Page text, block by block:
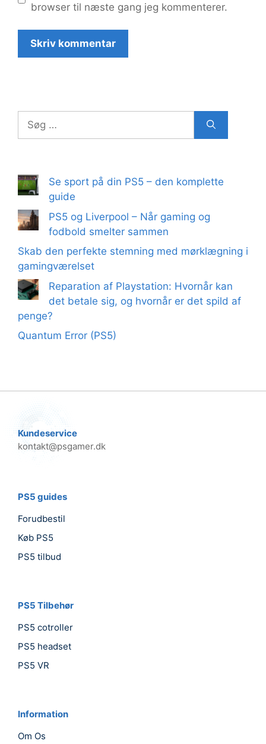
browser til næste gang jeg kommenterer.
Søg
efter:
Se sport på din PS5 – den komplette
guide
PS5 og Liverpool – Når gaming og
fodbold smelter sammen
Skab den perfekte stemning med mørklægning i
gamingværelset
Reparation af Playstation: Hvornår kan
det betale sig, og hvornår er det spild af
penge?
Quantum Error (PS5)
Kundeservice
kontakt@psgamer.dk
PS5 guides
Forudbestil
Køb PS5
PS5 tilbud
PS5 Tilbehør
PS5 cotroller
PS5 headset
PS5 VR
Information
Om Os